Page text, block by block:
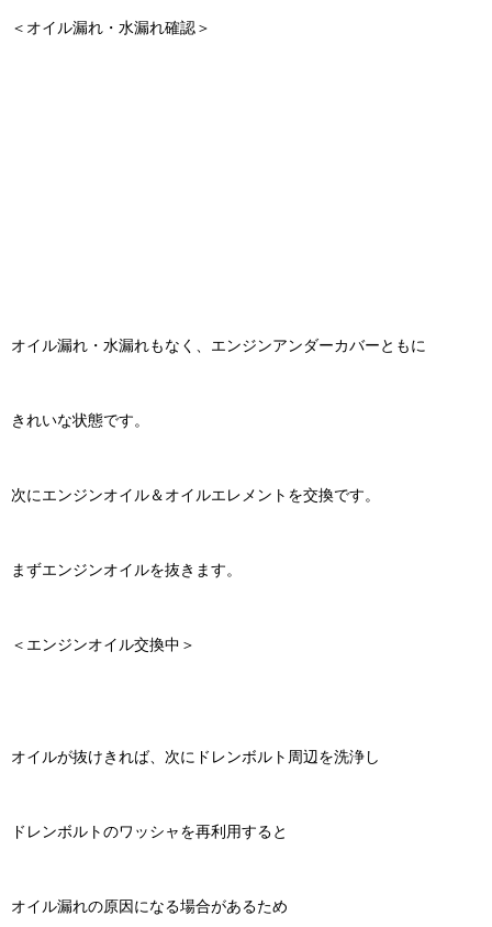
＜オイル漏れ・水漏れ確認＞
オイル漏れ・水漏れもなく、エンジンアンダーカバーともに
きれいな状態です。
次にエンジンオイル＆オイルエレメントを交換です。
まずエンジンオイルを抜きます。
＜エンジンオイル交換中＞
オイルが抜けきれば、次にドレンボルト周辺を洗浄し
ドレンボルトのワッシャを再利用すると
オイル漏れの原因になる場合があるため